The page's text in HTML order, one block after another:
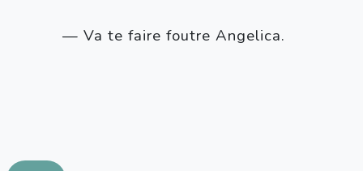
— Va te faire foutre Angelica.